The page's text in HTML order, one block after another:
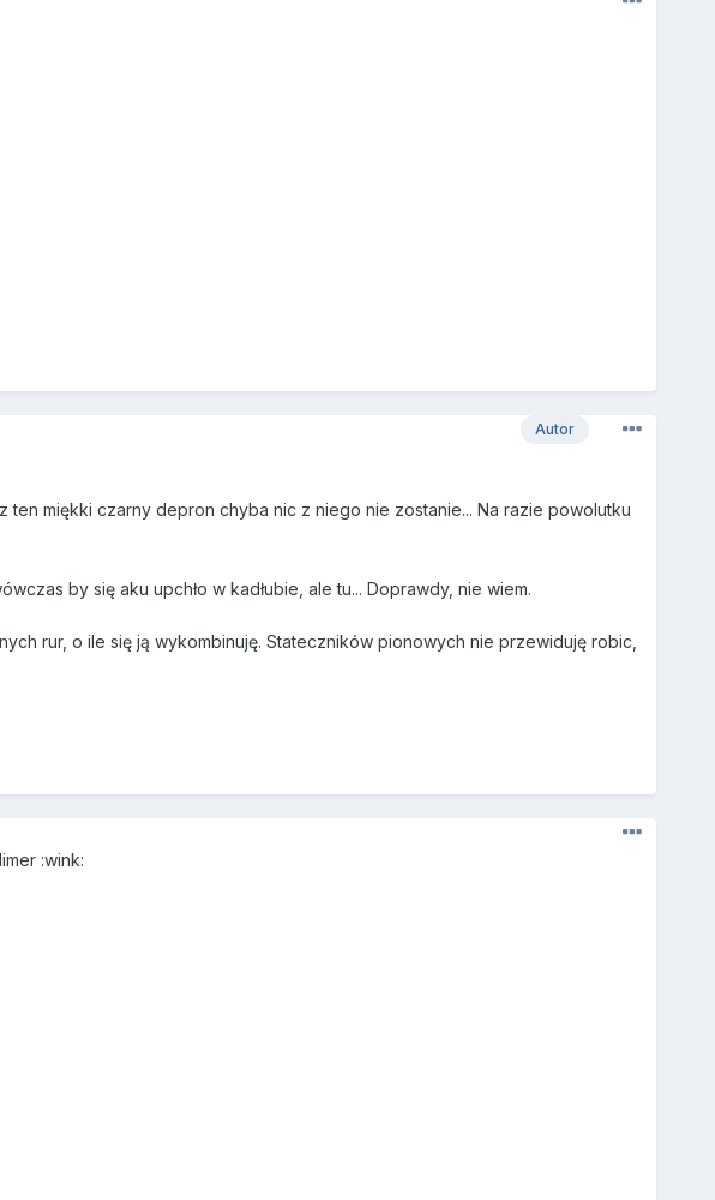
Autor
ten miękki czarny depron chyba nic z niego nie zostanie... Na razie powolutku
by się aku upchło w kadłubie, ale tu... Doprawdy, nie wiem.
rur, o ile się ją wykombinuję. Stateczników pionowych nie przewiduję robic,
:wink: